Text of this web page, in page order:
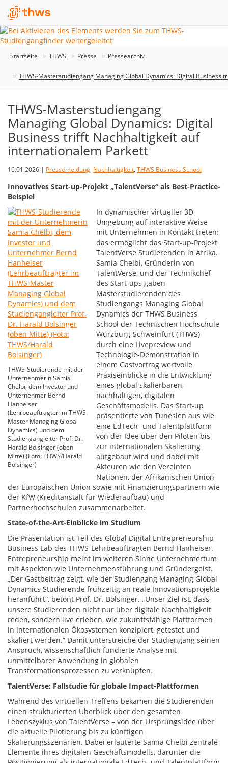
Startseite THWS Presse Pressearchiv
THWS-Masterstudiengang Managing Global Dynamics: Digital
THWS-Masterstudiengang
Managing Global Dynamics: Digital
Business trifft Nachhaltigkeit auf
internationalem Parkett
16.01.2026 | Pressemeldung, Nachhaltigkeit, THWS Business School
Innovatives Start-up-Projekt „TalentVerse“ als Best-Practice-
Beispiel
THWS-Studierende mit der
Unternehmerin Samia
Chelbi, dem Investor und
Unternehmer Bernd
Hanheiser
(Lehrbeauftragter im THWS-
Master Managing Global
Dynamics) und dem
Studiengangleiter Prof. Dr.
Harald Bolsinger (oben
Mitte) (Foto: THWS/Harald
Bolsinger)
In dynamischer virtueller 3D-
Umgebung auf interaktive Weise
mit Unternehmen in Kontakt treten:
das ermöglicht das Start-up-Projekt
TalentVerse Studierenden in Afrika.
Samia Chelbi, Gründerin von
TalentVerse, und der Technikchef
des Start-ups gaben
Masterstudierenden des
Studiengangs Managing Global
Dynamics der THWS Business
School der Technischen Hochschule
Würzburg-Schweinfurt (THWS)
durch eine Livepreview und
Technologie-Demonstration in
einem Gastvortrag wertvolle
Praxiseinblicke in die Entwicklung
eines global skalierbaren,
nachhaltigen, digitalen
Geschäftsmodells. Das Start-up
präsentierte von Tunesien aus wie
eine EdTech- und Talentplattform
von der Idee über den Piloten bis
zur internationalen Skalierung
aufgebaut wird und dabei mit
Akteuren wie den Vereinten
Nationen, der Afrikanischen Union,
der Europäischen Union sowie mit Finanzierungspartnern wie
der KfW (Kreditanstalt für Wiederaufbau) und
Partnerhochschulen zusammenarbeitet.
State-of-the-Art-Einblicke im Studium
Die Präsentation ist Teil des Global Digital Entrepreneurship
Business Lab des THWS-Lehrbeauftragten Bernd Hanheiser.
Entrepreneurship meint im weiteren Sinne Unternehmertum
mit Aspekten wie Unternehmensführung und Gründergeist.
„Der Gastbeitrag zeigt, wie der Studiengang Managing Global
Dynamics Studierende frühzeitig an reale Innovationsprojekte
heranführt“, betont Prof. Dr. Bolsinger. „Unser Ziel ist, dass
unsere Studierenden nicht nur über digitale Nachhaltigkeit
reden, sondern live erleben, wie zukunftsfähige Plattformen
in internationalen Ökosystemen konzipiert, getestet und
skaliert werden.“ Damit unterstreiche der Studiengang seinen
Anspruch, wissenschaftlich fundierte Analyse mit
unmittelbarer Anwendung in globalen
Transformationsprozessen zu verknüpfen.
TalentVerse: Fallstudie für globale Impact-Plattformen
Während des virtuellen Treffens bekamen die Studierenden
einen strukturierten Überblick über den gesamten
Lebenszyklus von TalentVerse – von der Ursprungsidee über
die aktuelle Pilotierung bis zu künftigen
Skalierungsszenarien. Dabei erläuterte Samia Chelbi zentrale
Elemente ihres digitalen Geschäftsmodells, darunter die